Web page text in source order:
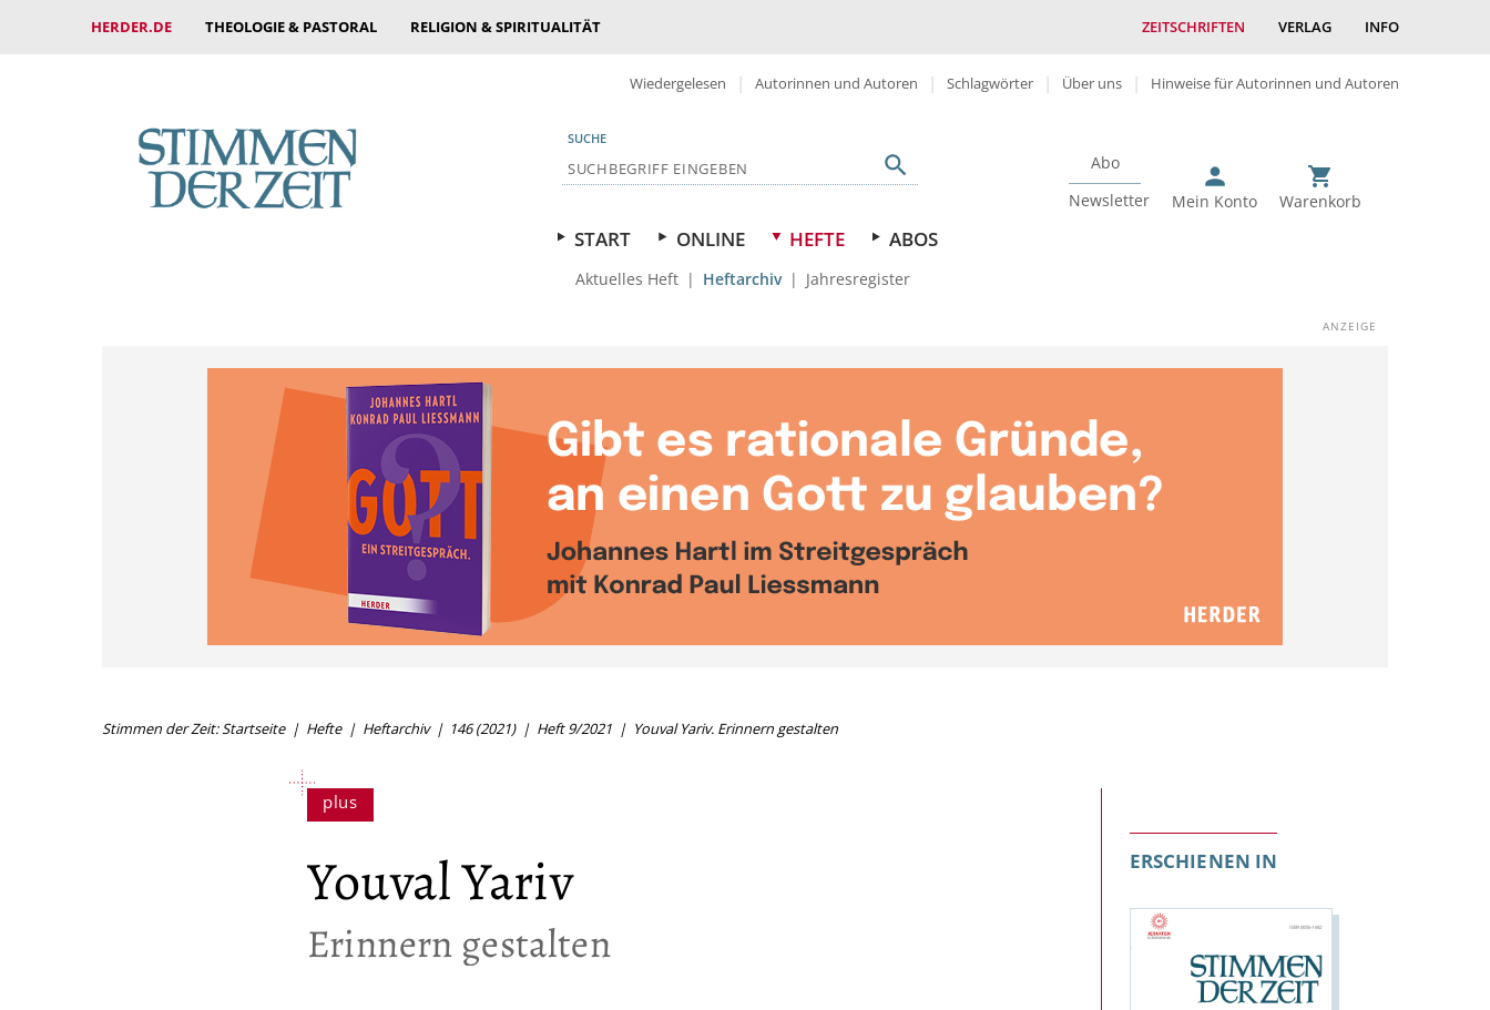
HERDER.DE THEOLOGIE & PASTORAL RELIGION & SPIRITUALITÄT ZEITSCHRIFTEN VERLAG INFO
Wiedergelesen Autorinnen und Autoren Schlagwörter Über uns Hinweise für Autorinnen und Autoren
SUCHE
Abo
Newsletter
Mein Konto Warenkorb
START ONLINE HEFTE ABOS
Aktuelles Heft Heftarchiv Jahresregister
Stimmen der Zeit: Startseite Hefte Heftarchiv 146 (2021) Heft 9/2021 Youval Yariv. Erinnern gestalten
Youval Yariv
:
Erinnern gestalten
ERSCHIENEN IN